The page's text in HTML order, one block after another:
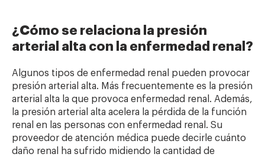
¿Cómo se relaciona la presión
arterial alta con la enfermedad renal?
Algunos tipos de enfermedad renal pueden provocar
presión arterial alta. Más frecuentemente es la presión
arterial alta la que provoca enfermedad renal. Además,
la presión arterial alta acelera la pérdida de la función
renal en las personas con enfermedad renal. Su
proveedor de atención médica puede decirle cuánto
daño renal ha sufrido midiendo la cantidad de